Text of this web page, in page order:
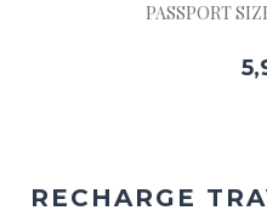
PASSPORT
RECHARGE